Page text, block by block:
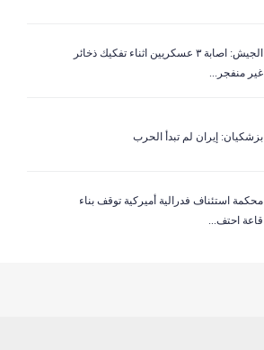
الجيش: اصابة ٣ عسكريين اثناء تفكيك ذخائر
غير منفجر...
بزشكيان: إيران لم تبدأ الحرب
‏محكمة استئناف فدرالية أميركية توقف بناء
قاعة احتف...